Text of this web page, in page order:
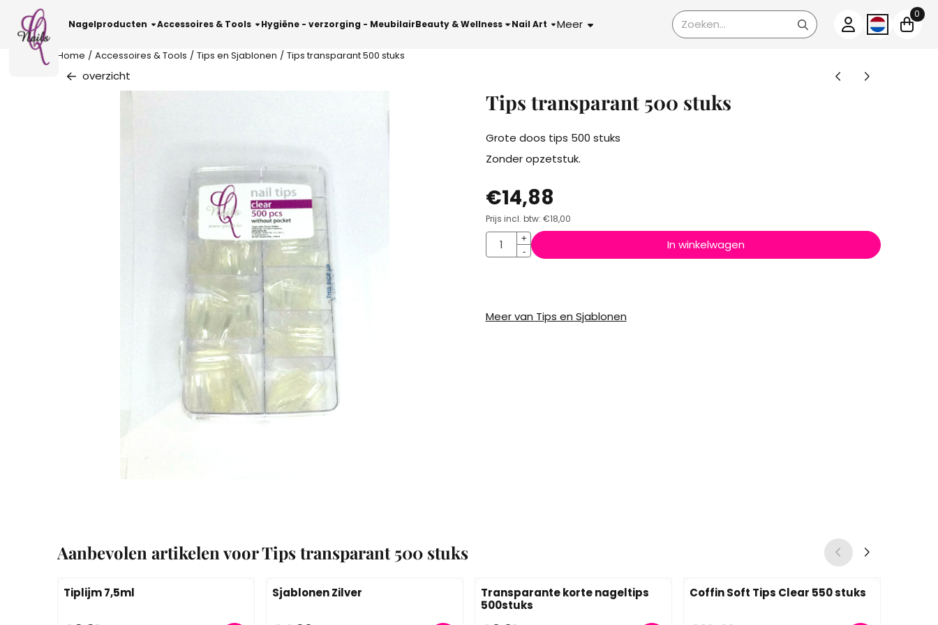
Cookievoorkeuren zijn beschikbaar. Kies instellingen of sta alle cookies toe.
Nagelproducten Accessoires & Tools Hygiëne - verzorging - MeubilairBeauty & Wellness Nail Art Meer Zoeken 0
Home / Accessoires & Tools / Tips en Sjablonen / Tips transparant 500 stuks
overzicht
Tips transparant 500 stuks
Grote doos tips 500 stuks
Zonder opzetstuk.
€14,88
Prijs incl. btw: €18,00
Aantal
+
-
In winkelwagen
Meer van Tips en Sjablonen
Aanbevolen artikelen voorTips transparant 500 stuks
Tiplijm 7,5ml Sjablonen Zilver
Transparante korte nageltips
500stuks
Coffin Soft Tips Clear 550 stuks